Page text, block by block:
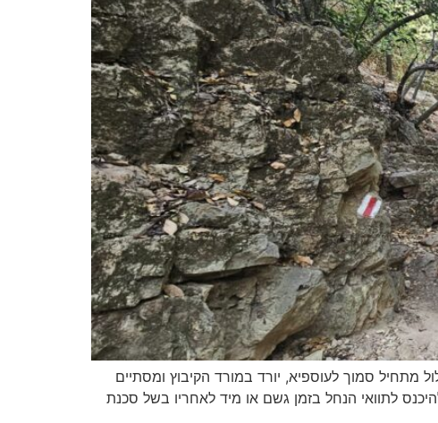
מתחיל סמוך לעוספיא, יורד במורד הקיבוץ ומסתיים
לתוואי הנחל בזמן גשם או מיד לאחריו בשל סכנת